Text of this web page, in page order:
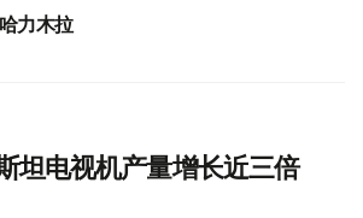
力木拉
坦电视机产量增长近三倍